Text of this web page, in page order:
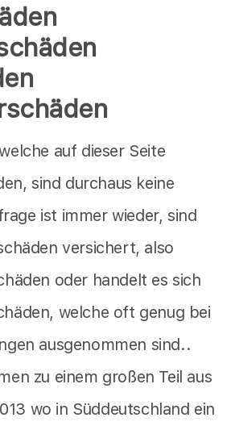
auf dieser Seite
sind durchaus keine
ist immer wieder, sind
versichert, also
oder handelt es sich
welche oft genug bei
ausgenommen sind..
zu einem großen Teil aus
wo in Süddeutschland ein